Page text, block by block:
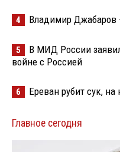
4 Владимир Джабаров
5
В МИД России
войне с Россией
6 Ереван рубит сук,
Главное сегодня